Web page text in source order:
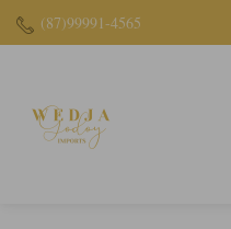
(87)99991-4565